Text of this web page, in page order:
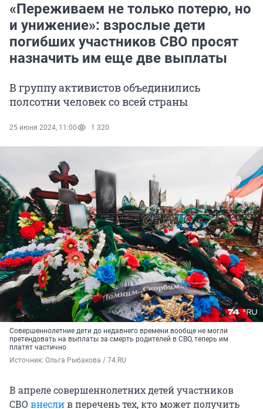
«Переживаем не только потерю, но
и унижение»: взрослые дети
погибших участников СВО просят
назначить им еще две выплаты
В группу активистов объединились
полсотни человек со всей страны
25 июня 2024, 11:00 1 320
Совершеннолетние дети до недавнего времени вообще не могли
претендовать на выплаты за смерть родителей в СВО, теперь им
платят частично
Источник: Ольга Рыбакова / 74.RU
В апреле совершеннолетних детей участников
СВО внеслив перечень тех, кто может получить